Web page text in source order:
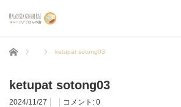
ホーム ketupat sotong03
ketupat sotong03
2024/11/27 コメント: 0